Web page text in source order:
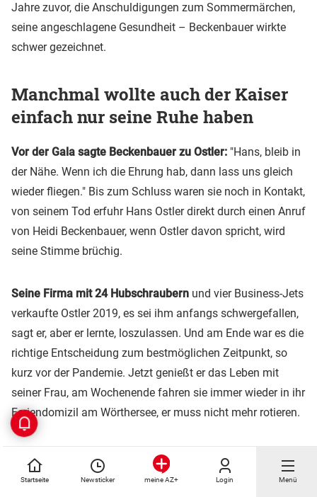
Startseite Newsticker meine AZ+ Login Menü
Jahre zuvor, die Anschuldigungen zum Sommermärchen,
seine angeschlagene Gesundheit – Beckenbauer wirkte
schwer gezeichnet.
Manchmal wollte auch der Kaiser
einfach nur seine Ruhe haben
Vor der Gala sagte Beckenbauer zu Ostler: "Hans, bleib in
der Nähe. Wenn ich die Ehrung hab, dann lass uns gleich
wieder fliegen." Bis zum Schluss waren sie noch in Kontakt,
von seinem Tod erfuhr Hans Ostler direkt durch einen Anruf
von Heidi Beckenbauer, wenn Ostler davon spricht, wird
seine Stimme brüchig.
Seine Firma mit 24 Hubschraubern und vier Business-Jets
verkaufte Ostler 2019, es sei ihm anfangs schwergefallen,
sagt er, aber er lernte, loszulassen. Und am Ende war es die
richtige Entscheidung zum bestmöglichen Zeitpunkt, so
kurz vor der Pandemie. Jetzt genießt er das Leben mit
seiner Frau, am Wochenende fahren sie immer wieder in ihr
Feriendomizil am Wörthersee, er muss nicht mehr rotieren.
Was ihm bleibt, sind die schönen Erinnerungen an die
Jahre mit dem Franz.
An Empfänge und Einladungen, an